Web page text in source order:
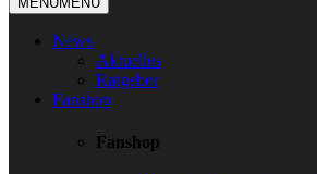
News
Aktuelles
Ratgeber
Fanshop
Fanshop